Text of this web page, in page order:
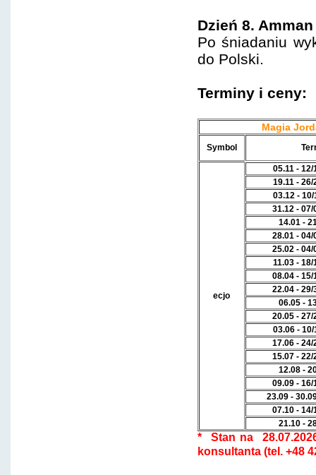
Dzień 8. Amman
Po śniadaniu
do Polski.
Terminy i ceny:
Magia
Symbol
ecjo
05.11 - 12/
19.11 - 26/
03.12 -
31.12 - 07/
14.01 -
28.01 - 04/
25.02 - 04/
11.03 -
08.04 - 15/
22.04 - 29/
06.05 -
20.05 - 27/
03.06 -
17.06 - 24/
15.07 - 22/
12.08 -
09.09 - 16/
23.09 -
07.10 - 14/
21.10 -
* Stan na
konsultanta (tel. +48